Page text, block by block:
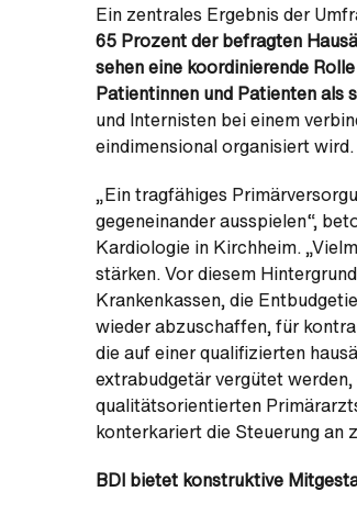
Ein zentrales Ergebnis der
65 Prozent der befragten
sehen eine koordinierende
Patientinnen und Patienten als
und Internisten bei einem
eindimensional organisiert wird.
„Ein tragfähiges
gegeneinander ausspielen“,
Kardiologie in Kirchheim.
stärken. Vor diesem
Krankenkassen, die
wieder abzuschaffen, für
die auf einer qualifizierten
extrabudgetär vergütet
qualitätsorientierten
konterkariert die Steuerung an
BDI bietet konstruktive